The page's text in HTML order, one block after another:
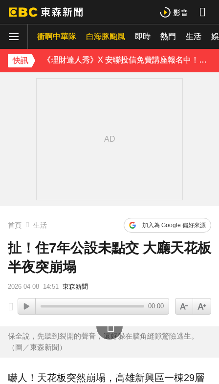
衝啊中華隊 白海豚颱風 即時 熱門 生活
快訊
下載東森App，隨時掌握天下大小事！
《理財達人秀》X 安聯投信免費講座報名中！搶先卡位 2027
下載東森App，隨時掌握天下大小事！
首頁 生活 加入為 Google 偏好來源
扯！住7年公設未點交 大廳天花板
半夜突崩塌
2026-04-08 14:51 東森新聞
00:00
保全說，先聽到裂開的聲音，還好躲在牆角縫隙驚險逃生。
（圖／東森新聞）
嚇人！ 天花板突然崩塌 ，高雄新興區一棟29層